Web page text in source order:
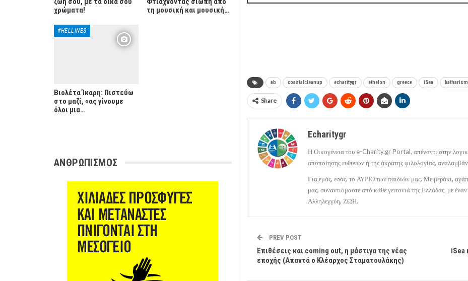
ab coastalcleanup echaritygr ethelon greece iSea
Share
Echaritygr
Η Οικογένεια του e-Charity.gr Portal, απέναντι στην
αποποίησης ευθυνών ή της άκρατης φιλολογίας,
Για εμάς, εσάς, το ΑΥΡΙΟ των παιδιών μας. Με μεράκι,
μας, συναντιόμαστε από κάθε γειτονιά της Ελλάδας, με
Αλληλεγγύη, ΖΩΗ.
PREV POST
Επιθέσεις και coming out, η μάστιγα της νέας
εποχής (Απαντά ο Κλέαρχος Σταματουλάκης)
iSea
χρώματα!
τη μουσική και μουσική…
#HELLINES
Βιολέτα Ίκαρη: Πιστεύω
στο μαζί, «ας γίνουμε
όλοι μια…
ΑΝΘΡΩΠΙΣΜΟΣ